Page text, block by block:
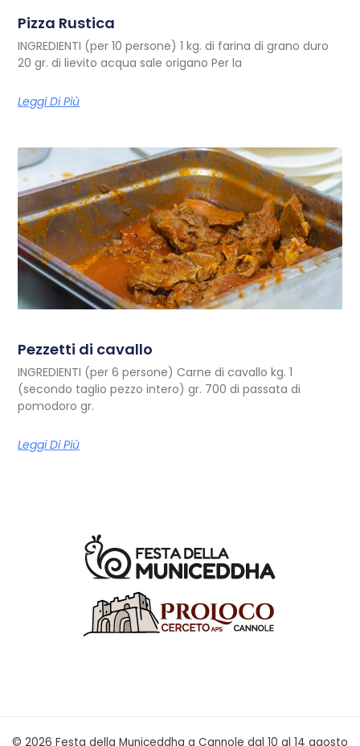
Pizza Rustica
INGREDIENTI (per 10 persone) 1 kg. di farina di grano duro
20 gr. di lievito acqua sale origano Per la
Leggi Di Più
Pezzetti di cavallo
INGREDIENTI (per 6 persone) Carne di cavallo kg. 1
(secondo taglio pezzo intero) gr. 700 di passata di
pomodoro gr.
Leggi Di Più
© 2026 Festa della Municeddha a Cannole dal 10 al 14 agosto